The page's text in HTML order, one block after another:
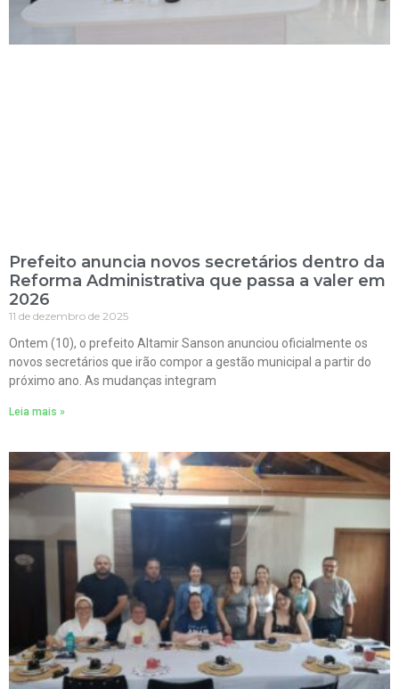
Prefeito anuncia novos secretários dentro da
Reforma Administrativa que passa a valer em
2026
11 de dezembro de 2025
Ontem (10), o prefeito Altamir Sanson anunciou oficialmente os
novos secretários que irão compor a gestão municipal a partir do
próximo ano. As mudanças integram
Leia mais »